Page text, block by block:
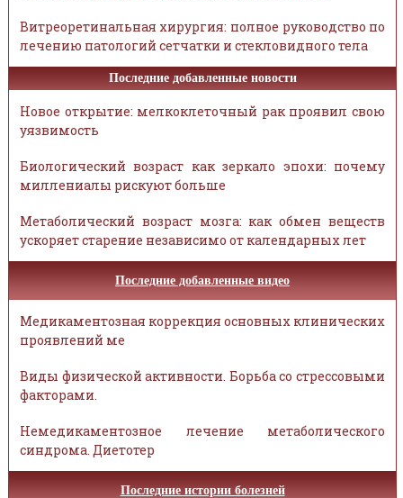
Витреоретинальная хирургия: полное руководство по
лечению патологий сетчатки и стекловидного тела
Последние добавленные новости
Новое открытие: мелкоклеточный рак проявил свою
уязвимость
Биологический возраст как зеркало эпохи: почему
миллениалы рискуют больше
Метаболический возраст мозга: как обмен веществ
ускоряет старение независимо от календарных лет
Последние добавленные видео
Медикаментозная коррекция основных клинических
проявлений ме
Виды физической активности. Борьба со стрессовыми
факторами.
Немедикаментозное лечение метаболического
синдрома. Диетотер
Последние истории болезней